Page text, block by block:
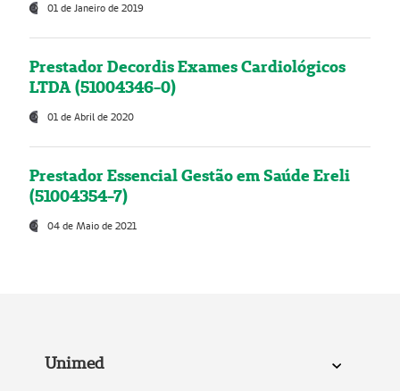
01 de Janeiro de 2019
Prestador Decordis Exames Cardiológicos
LTDA (51004346-0)
01 de Abril de 2020
Prestador Essencial Gestão em Saúde Ereli
(51004354-7)
04 de Maio de 2021
Unimed